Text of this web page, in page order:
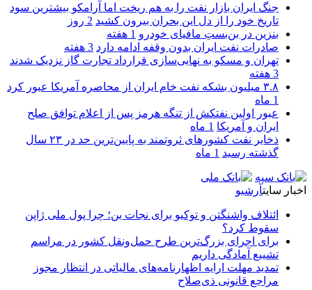
جنگ ایران بازار نفت را به هم ریخت اما آرامکو بیشترین سود
تاریخ خود را از دل این بحران بیرون کشید 2 روز
بنزین در بن‌بستِ مافیای خودرو 1 هفته
صادرات نفت ایران بدون وقفه ادامه دارد 3 هفته
تهران و مسکو به نهایی‌سازی قرارداد تجارت گاز نزدیک شدند
3 هفته
۳.۸ میلیون بشکه نفت خام ایران از محاصره آمریکا عبور کرد
1 ماه
عبور اولین نفتکش از تنگه هرمز پس از اعلام توافق صلح
ایران و آمریکا 1 ماه
ذخایر نفت کشورهای ثروتمند به پایین‌ترین حد در ۲۳ سال
گذشته رسید 1 ماه
اخبار سایتآرشیو
ائتلاف واشنگتن و توکیو برای نجات ین؛ چرا پول ملی ژاپن
سقوط کرد؟
برای اجرای بزرگ‌ترین طرح حمل‌ونقل کشور در مراسم
تشییع آمادگی داریم
تمدید مهلت ارایه اظهارنامه‌های مالیاتی در انتظار مجوز
مراجع قانونی ذی‌‏صلاح